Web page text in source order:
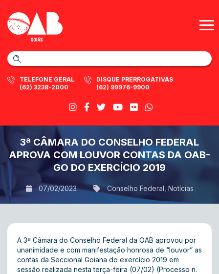
TELEFONE GERAL
(62) 3238-2000
DISQUE PRERROGATIVAS
(62) 99976-9900
3ª CÂMARA DO CONSELHO FEDERAL
APROVA COM LOUVOR CONTAS DA OAB-
GO DO EXERCÍCIO 2019
07/02/2023 Conselho Federal Notícias
A 3ª Câmara do Conselho Federal da OAB aprovou por
unanimidade e com manifestação honrosa de “louvor” as
contas da Seccional Goiana do exercício 2019 em
sessão realizada nesta terça-feira (07/02) (Processo n.